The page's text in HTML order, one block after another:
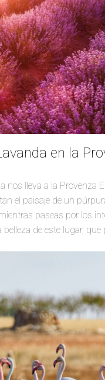
en la
nos lleva a la Provenza
el paisaje de un
paseas por los
de este lugar, que